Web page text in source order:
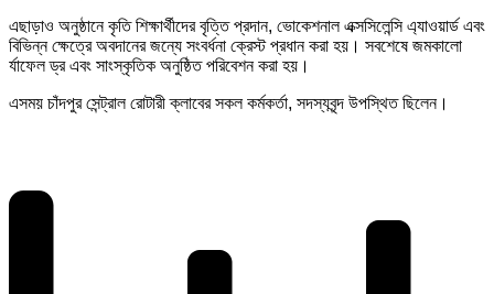
এছাড়াও অনুষ্ঠানে কৃতি শিক্ষার্থীদের বৃত্তি প্রদান, ভোকেশনাল এক্সসিলেন্সি এ্যাওয়ার্ড এবং
বিভিন্ন ক্ষেত্রে অবদানের জন্যে সংবর্ধনা ক্রেস্ট প্রধান করা হয়। সবশেষে জমকালো
র্যাফেল ড্র এবং সাংস্কৃতিক অনুষ্ঠিত পরিবেশন করা হয়।
এসময় চাঁদপুর সেন্ট্রাল রােটারী ক্লাবের সকল কর্মকর্তা, সদস্যবৃন্দ উপস্থিত ছিলেন।